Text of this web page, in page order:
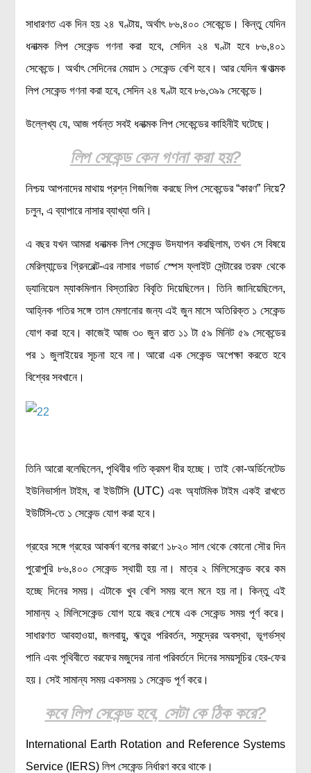
সমাজতত্ত্ব
বিজ্ঞানীদের কথা
বাংলাদেশী বিজ্ঞানী
বিদেশী বিজ্ঞানী
লেখকদের আঙিনা
প্রবেশ
নিবন্ধন
আপনার প্রোফাইল
বিজ্ঞানযাত্রায় লেখা জমা দেয়ার নির্দেশনাসমূহ
লক্ষ্য ও উদ্দেশ্য
যোগাযোগ
বৈজ্ঞানিক কল্পকাহিনী
আবিষ্কারের গল্প
বিজ্ঞান নিয়ে কার্টুন
বাংলাদেশের কথা
সাধারণত এক দিন হয় ২৪ ঘণ্টায়, অর্থাৎ ৮৬,৪০০ সেকেন্ডে। কিন্তু যেদিন
ধনাত্মক লিপ সেকেন্ড গণনা করা হবে, সেদিন ২৪ ঘণ্টা হবে ৮৬,৪০১
সেকেন্ডে। অর্থাৎ সেদিনের মেয়াদ ১ সেকেন্ড বেশি হবে। আর যেদিন ঋণাত্মক
লিপ সেকেন্ড গণনা করা হবে, সেদিন ২৪ ঘণ্টা হবে ৮৬,৩৯৯ সেকেন্ডে।
উল্লেখ্য যে, আজ পর্যন্ত সবই ধনাত্মক লিপ সেকেন্ডের কাহিনীই ঘটেছে।
লিপ সেকেন্ড কেন গণনা করা হয়?
নিশ্চয় আপনাদের মাথায় প্রশ্ন গিজগিজ করছে লিপ সেকেন্ডের “কারণ” নিয়ে?
চলুন, এ ব্যাপারে নাসার ব্যাখ্যা শুনি।
এ বছর যখন আমরা ধনাত্মক লিপ সেকেন্ড উদযাপন করছিলাম, তখন সে বিষয়ে
মেরিল্যান্ডের গ্রিনবেল্ট-এর নাসার গডার্ড স্পেস ফ্লাইট সেন্টারের তরফ থেকে
ড্যানিয়েল ম্যাকমিলান বিস্তারিত বিবৃতি দিয়েছিলেন। তিনি জানিয়েছিলেন,
আহ্নিক গতির সঙ্গে তাল মেলানোর জন্য এই জুন মাসে অতিরিক্ত ১ সেকেন্ড
যোগ করা হবে। কাজেই আজ ৩০ জুন রাত ১১ টা ৫৯ মিনিট ৫৯ সেকেন্ডের
পর ১ জুলাইয়ের সূচনা হবে না। আরো এক সেকেন্ড অপেক্ষা করতে হবে
বিশ্বের সবখানে।
তিনি আরো বলেছিলেন, পৃথিবীর গতি ক্রমশ ধীর হচ্ছে। তাই কো-অর্ডিনেটেড
ইউনিভার্সাল টাইম, বা ইউটিসি (UTC) এবং অ্যাটমিক টাইম একই রাখতে
ইউটিসি-তে ১ সেকেন্ড যোগ করা হবে।
গ্রহের সঙ্গে গ্রহের আকর্ষণ বলের কারণে ১৮২০ সাল থেকে কোনো সৌর দিন
পুরোপুরি ৮৬,৪০০ সেকেন্ড স্থায়ী হয় না। মাত্র ২ মিলিসেকেন্ড করে কম
হচ্ছে দিনের সময়। এটাকে খুব বেশি সময় বলে মনে হয় না। কিন্তু এই
সামান্য ২ মিলিসেকেন্ড যোগ হয়ে বছর শেষে এক সেকেন্ড সময় পূর্ণ করে।
সাধারণত আবহাওয়া, জলবায়ু, ঋতুর পরিবর্তন, সমুদ্রের অবস্থা, ভূগর্ভস্থ
পানি এবং পৃথিবীতে বরফের মজুদের নানা পরিবর্তনে দিনের সময়সূচির হের-ফের
হয়। সেই সামান্য সময় একসময় ১ সেকেন্ড পূর্ণ করে।
কবে লিপ সেকেন্ড হবে, সেটা কে ঠিক করে?
International Earth Rotation and Reference Systems
Service (IERS) লিপ সেকেন্ড নির্ধারণ করে থাকে।